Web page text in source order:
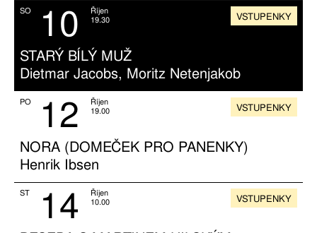
SO 10
Říjen
19.30
STARÝ BÍLÝ MUŽ
Dietmar Jacobs, Moritz Netenjakob
VSTUPENKY
PO 12
Říjen
19.00
NORA (DOMEČEK PRO PANENKY)
Henrik Ibsen
VSTUPENKY
ST 14
Říjen
10.00
VSTUPENKY